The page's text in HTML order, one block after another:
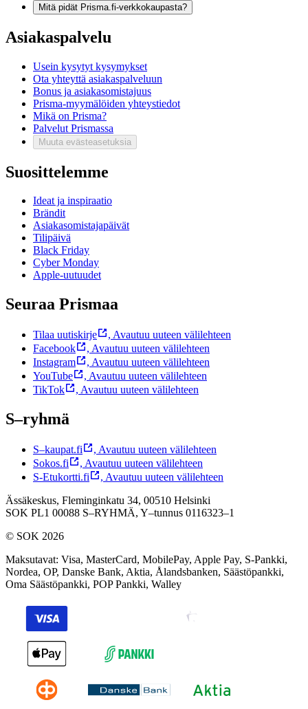
Mitä pidät Prisma.fi-verkkokaupasta?
Asiakaspalvelu
Usein kysytyt kysymykset
Ota yhteyttä asiakaspalveluun
Bonus ja asiakasomistajuus
Prisma-myymälöiden yhteystiedot
Mikä on Prisma?
Palvelut Prismassa
Muuta evästeasetuksia
Suosittelemme
Ideat ja inspiraatio
Brändit
Asiakasomistajapäivät
Tilipäivä
Black Friday
Cyber Monday
Apple-uutuudet
Seuraa Prismaa
Tilaa uutiskirje , Avautuu uuteen välilehteen
Facebook
, Avautuu uuteen välilehteen
Instagram
, Avautuu uuteen välilehteen
YouTube
, Avautuu uuteen välilehteen
TikTok
, Avautuu uuteen välilehteen
S–ryhmä
S–kaupat.fi , Avautuu uuteen välilehteen
Sokos.fi
, Avautuu uuteen välilehteen
S-Etukortti.fi
, Avautuu uuteen välilehteen
Ässäkeskus, Fleminginkatu 34, 00510 Helsinki
SOK PL1 00088 S–RYHMÄ, Y–tunnus 0116323–1
© SOK 2026
Maksutavat: Visa, MasterCard, MobilePay, Apple Pay, S-Pankki,
Nordea, OP, Danske Bank, Aktia, Ålandsbanken, Säästöpankki,
Oma Säästöpankki, POP Pankki, Walley